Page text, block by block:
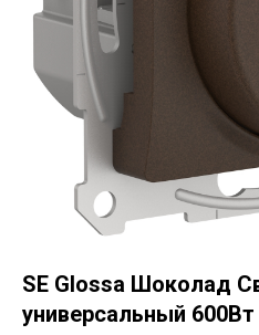
SE Glossa Шоколад
универсальный 600Вт